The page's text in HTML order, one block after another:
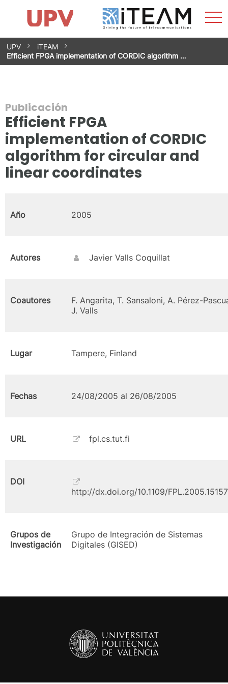
Saltar
contenido
Impacto
Grupos de investigación
Instalaciones
Spin-offs
Contacto
Prácticas
Noticias
Unidad de Igualdad
UPV
iTEAM
Efficient FPGA implementation of CORDIC algorithm …
Publicación
Efficient FPGA
implementation of CORDIC
algorithm for circular and
linear coordinates
Año 2005
Autores Javier Valls Coquillat
Coautores
F. Angarita, T. Sansaloni, A. Pérez-
J. Valls
Lugar Tampere, Finland
Fechas 24/08/2005 al 26/08/2005
URL fpl.cs.tut.fi
DOI
http://dx.doi.org/10.1109/
Grupos de
Investigación
Grupo de Integración de Sistemas
Digitales (GISED)